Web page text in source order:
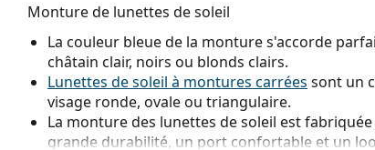
Monture de lunettes de soleil
La couleur bleue de la monture s'accorde
châtain clair, noirs ou blonds clairs.
Lunettes de soleil à montures carrées sont un
visage ronde, ovale ou triangulaire.
La monture des lunettes de soleil est
grande durabilité, un port confortable et un